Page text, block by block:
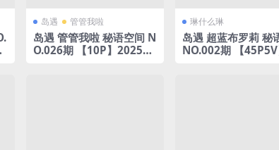
岛遇 管管我啦
岛遇 管管我啦 秘语空间 N
O.026期 【10P】2025年
琳什么琳
岛遇 超蓝布罗莉 秘
NO.002期 【